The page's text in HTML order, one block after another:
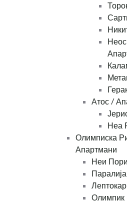
Атос /
Неа
Олимписка
Апартмани
Неи
Олимпик